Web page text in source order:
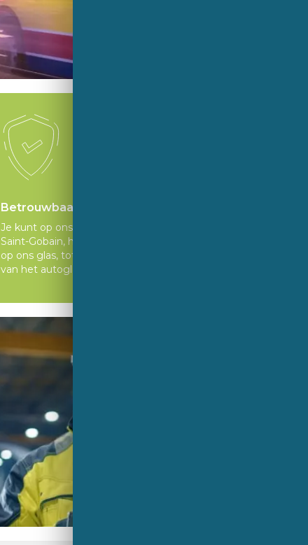
Betrouwbaar
Je kunt op ons rekenen, als onderdeel van
Saint-Gobain, het Sekurit kwaliteits stempel
op ons glas, tot onze kennis in de wereld
van het autoglas